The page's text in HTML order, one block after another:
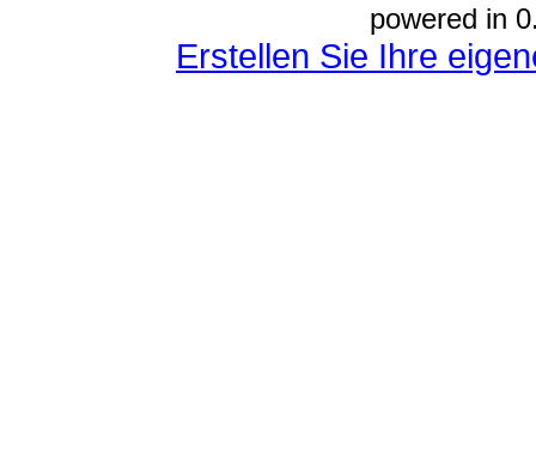
powered in
Erstellen Sie Ihre